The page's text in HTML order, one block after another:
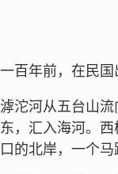
一百年前，在民国
滹沱河从五台山
东，汇入海河。
口的北岸，一个马